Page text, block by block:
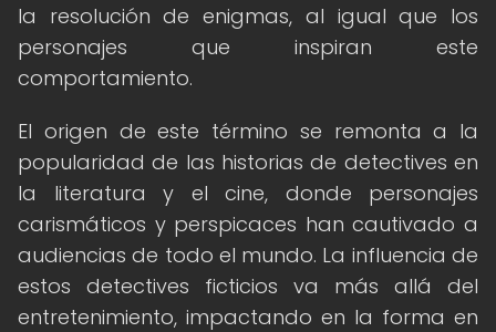
la resolución de enigmas, al igual que los
personajes que inspiran este
comportamiento.
El origen de este término se remonta a la
popularidad de las historias de detectives en
la literatura y el cine, donde personajes
carismáticos y perspicaces han cautivado a
audiencias de todo el mundo. La influencia de
estos detectives ficticios va más allá del
entretenimiento, impactando en la forma en